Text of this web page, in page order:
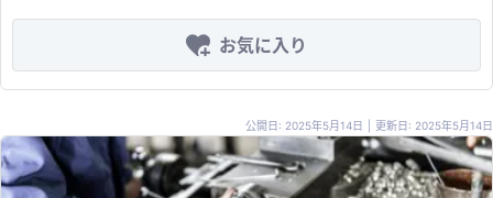
とは異なったより本物に近い代替肉を製造 ・豊富な商品ラインナップが強み
・食品製造事業のみならず、卸売事業も併せて展開している ■ 買収メリット
今後さらに高まると考えられる。 ・自社工場を有しているため、新商品の開発
等も可能 ■ その他希望条件 連帯保証の解除
お気に入り
公開日: 2025年5月14日 更新日: 2025年5月14日